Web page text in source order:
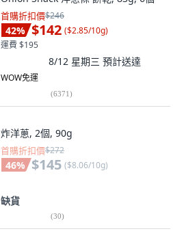
首購折扣價$246
42% $142 ($2.85/10g)
運費 $195
8/12 星期三 預計送達
WOW免運
(6371)
炸洋蔥, 2個, 90g
首購折扣價$272
46% $145 ($8.06/10g)
缺貨
(30)